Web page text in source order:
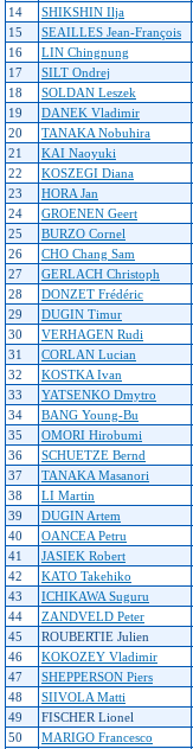
14
SHIKSHIN Ilja
15
SEAILLES Jean-François
16
LIN Chingnung
17
SILT Ondrej
18
SOLDAN Leszek
19
DANEK Vladimir
20
TANAKA Nobuhira
21
KAI Naoyuki
22
KOSZEGI Diana
23
HORA Jan
24
GROENEN Geert
25
BURZO Cornel
26
CHO Chang Sam
27
GERLACH Christoph
28
DONZET Frédéric
29
DUGIN Timur
30
VERHAGEN Rudi
31
CORLAN Lucian
32
KOSTKA Ivan
33
YATSENKO Dmytro
34
BANG Young-Bu
35
OMORI Hirobumi
36
SCHUETZE Bernd
37
TANAKA Masanori
38
LI Martin
39
DUGIN Artem
40
OANCEA Petru
41
JASIEK Robert
42
KATO Takehiko
43
ICHIKAWA Suguru
44
ZANDVELD Peter
45
ROUBERTIE Julien
46
KOKOZEY Vladimir
47
SHEPPERSON Piers
48
SIIVOLA Matti
49
FISCHER Lionel
50
MARIGO Francesco